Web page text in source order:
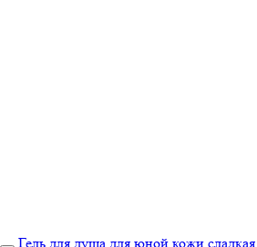
Гель для душа для юной кожи